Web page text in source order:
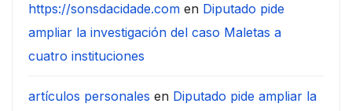
https://sonsdacidade.com en Diputado pide
ampliar la investigación del caso Maletas a
cuatro instituciones
artículos personales en Diputado pide ampliar la